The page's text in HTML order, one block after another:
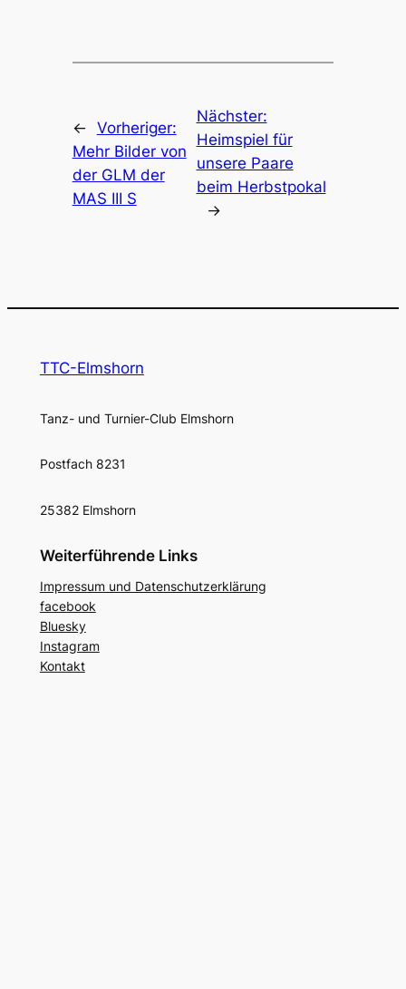
← Vorheriger:
Mehr Bilder von
der GLM der
MAS III S
Nächster:
Heimspiel für
unsere Paare
beim Herbstpokal
→
TTC-Elmshorn
Tanz- und Turnier-Club Elmshorn
Postfach 8231
25382 Elmshorn
Weiterführende Links
Impressum und Datenschutzerklärung
facebook
Bluesky
Instagram
Kontakt